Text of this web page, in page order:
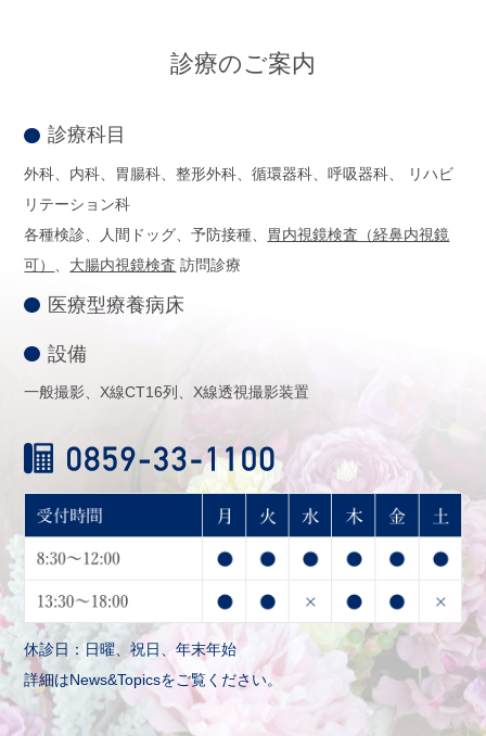
診療のご案内
診療科目
外科、内科、胃腸科、整形外科、循環器科、呼吸器科、
リハビ
リテーション科
各種検診、人間ドッグ、予防接種、 胃内視鏡検査（経鼻内視鏡
可）
大腸内視鏡検査 訪問診療
医療型療養病床
設備
一般撮影、X線CT16列、X線透視撮影装置
休診日：日曜、祝日、年末年始
詳細はNews&Topicsをご覧ください。